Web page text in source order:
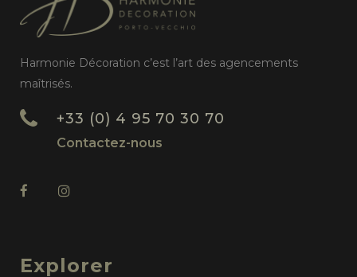
Harmonie Décoration c’est l’art des agencements
maîtrisés.
+33 (0) 4 95 70 30 70
Contactez-nous
Explorer